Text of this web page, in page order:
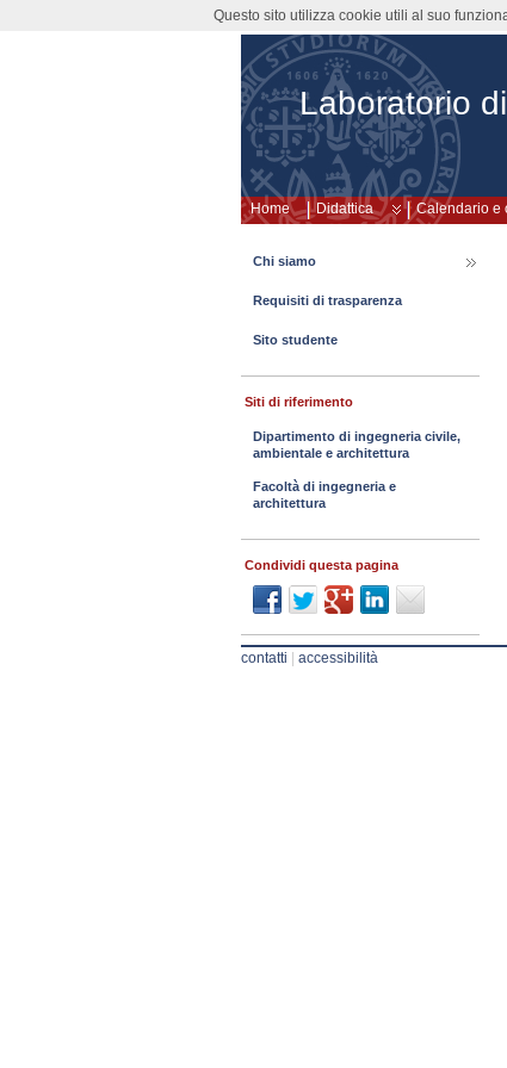
Laboratorio
Home Didattica Calendario e
Chi siamo
Requisiti di trasparenza
Sito studente
Siti di riferimento
Dipartimento di ingegneria civile,
ambientale e architettura
Facoltà di ingegneria e
architettura
Condividi questa pagina
contatti accessibilità
Questo sito utilizza cookie utili al suo